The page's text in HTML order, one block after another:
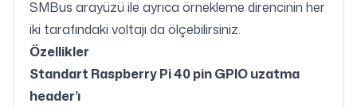
SMBus arayüzü ile ayrıca örnekleme direncinin her
iki tarafındaki voltajı da ölçebilirsiniz.
Özellikler
Standart Raspberry Pi 40 pin GPIO uzatma
header’ı